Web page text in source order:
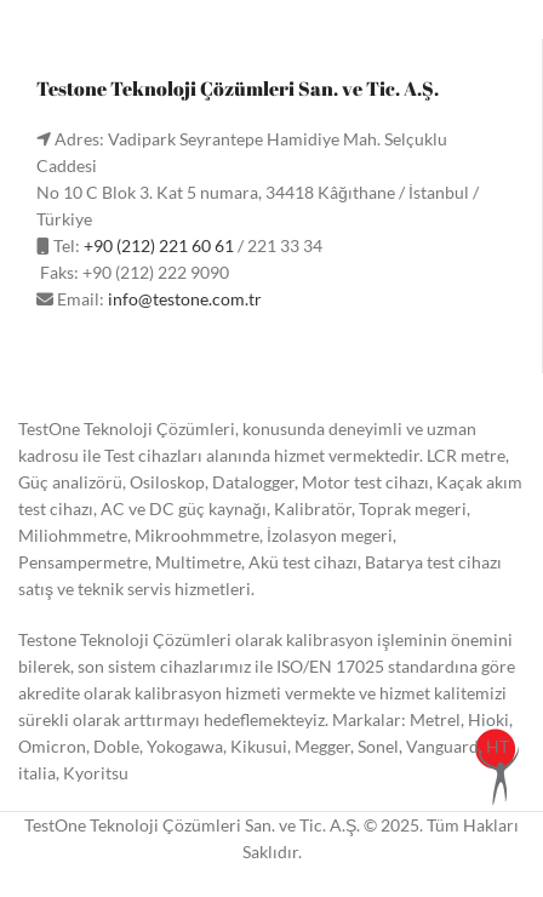
Testone Teknoloji Çözümleri San. ve Tic. A.Ş.
Adres: Vadipark Seyrantepe Hamidiye Mah. Selçuklu
Caddesi
No 10 C Blok 3. Kat 5 numara, 34418 Kâğıthane / İstanbul /
Türkiye
Tel: +90 (212) 221 60 61 / 221 33 34
Faks: +90 (212) 222 9090
Email: info@testone.com.tr
TestOne Teknoloji Çözümleri, konusunda deneyimli ve uzman
kadrosu ile Test cihazları alanında hizmet vermektedir. LCR metre,
Güç analizörü, Osiloskop, Datalogger, Motor test cihazı, Kaçak akım
test cihazı, AC ve DC güç kaynağı, Kalibratör, Toprak megeri,
Miliohmmetre, Mikroohmmetre, İzolasyon megeri,
Pensampermetre, Multimetre, Akü test cihazı, Batarya test cihazı
satış ve teknik servis hizmetleri.
Testone Teknoloji Çözümleri olarak kalibrasyon işleminin önemini
bilerek, son sistem cihazlarımız ile ISO/EN 17025 standardına göre
akredite olarak kalibrasyon hizmeti vermekte ve hizmet kalitemizi
sürekli olarak arttırmayı hedeflemekteyiz. Markalar: Metrel, Hioki,
Omicron, Doble, Yokogawa, Kikusui, Megger, Sonel, Vanguard, HT
italia, Kyoritsu
TestOne Teknoloji Çözümleri San. ve Tic. A.Ş. © 2025. Tüm Hakları
Saklıdır.